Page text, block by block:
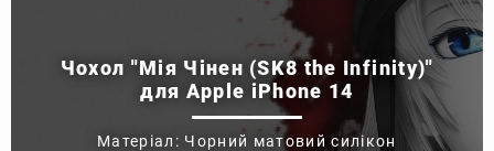
Чохол "Мія Чінен (SK8 the Infinity)"
для Apple iPhone 14
Матеріал: Чорний матовий силікон